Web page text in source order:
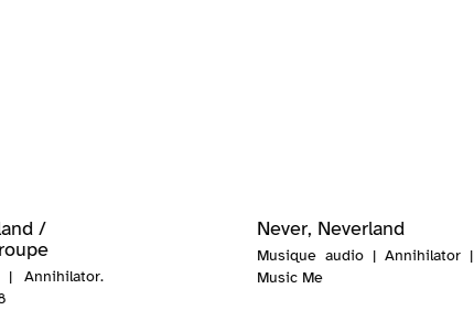
Never, Neverland
Musique audio | Annihilator |
Music Me
/
| Annihilator.